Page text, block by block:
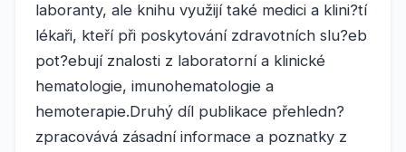
laboranty, ale knihu využijí také medici a klini?tí
lékaři, kteří při poskytování zdravotních slu?eb
pot?ebují znalosti z laboratorní a klinické
hematologie, imunohematologie a
hemoterapie.Druhý díl publikace přehledn?
zpracovává zásadní informace a poznatky z